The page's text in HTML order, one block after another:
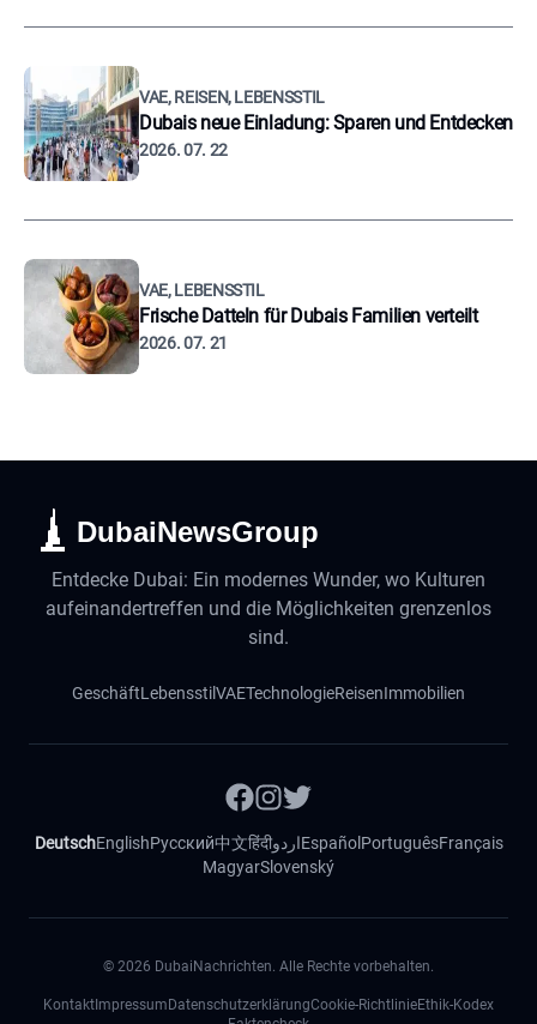
VAE, REISEN, LEBENSSTIL
Dubais neue Einladung: Sparen und Entdecken
2026. 07. 22
VAE, LEBENSSTIL
Frische Datteln für Dubais Familien verteilt
2026. 07. 21
DubaiNewsGroup
Entdecke Dubai: Ein modernes Wunder, wo Kulturen
aufeinandertreffen und die Möglichkeiten grenzenlos
sind.
GeschäftLebensstilVAETechnologieReisenImmobilien
DeutschEnglishРусский中文हिंदीاردوEspañol PortuguêsFrançais
MagyarSlovenský
© 2026 DubaiNachrichten. Alle Rechte vorbehalten.
Kontakt Impressum DatenschutzerklärungCookie-RichtlinieEthik-Kodex